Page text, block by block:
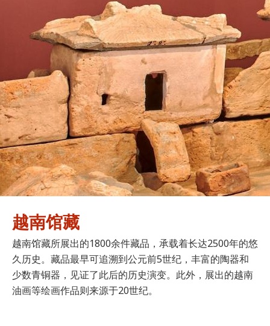
越南馆藏
越南馆藏所展出的1800余件藏品，承载着长达2500年的悠
久历史。藏品最早可追溯到公元前5世纪，丰富的陶器和
少数青铜器，见证了此后的历史演变。此外，展出的越南
油画等绘画作品则来源于20世纪。